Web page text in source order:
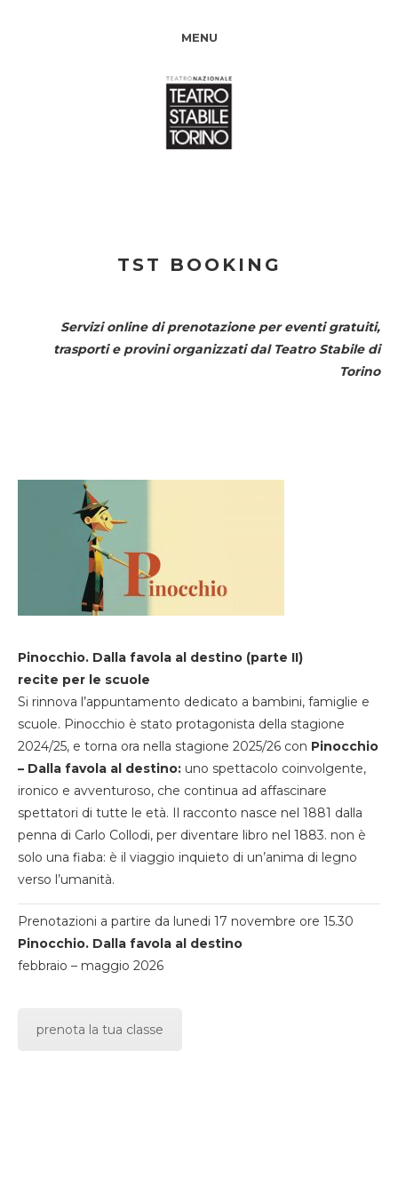
MENU
TST BOOKING
Servizi online di prenotazione per eventi gratuiti,
trasporti e provini organizzati dal Teatro Stabile di
Torino
Pinocchio. Dalla favola al destino (parte II)
recite per le scuole
Si rinnova l’appuntamento dedicato a bambini, famiglie e
scuole. Pinocchio è stato protagonista della stagione
2024/25, e torna ora nella stagione 2025/26 con Pinocchio
– Dalla favola al destino: uno spettacolo coinvolgente,
ironico e avventuroso, che continua ad affascinare
spettatori di tutte le età. Il racconto nasce nel 1881 dalla
penna di Carlo Collodi, per diventare libro nel 1883. non è
solo una fiaba: è il viaggio inquieto di un’anima di legno
verso l’umanità.
Prenotazioni a partire da lunedi 17 novembre ore 15.30
Pinocchio. Dalla favola al destino
febbraio – maggio 2026
prenota la tua classe